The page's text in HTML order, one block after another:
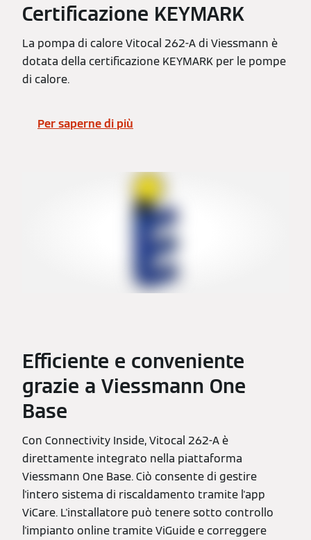
Certificazione KEYMARK
La pompa di calore Vitocal 262-A di Viessmann è
dotata della certificazione KEYMARK per le pompe
di calore.
Per saperne di più
Efficiente e conveniente
grazie a Viessmann One
Base
Con Connectivity Inside, Vitocal 262-A è
direttamente integrato nella piattaforma
Viessmann One Base. Ciò consente di gestire
l'intero sistema di riscaldamento tramite l'app
ViCare. L'installatore può tenere sotto controllo
l'impianto online tramite ViGuide e correggere